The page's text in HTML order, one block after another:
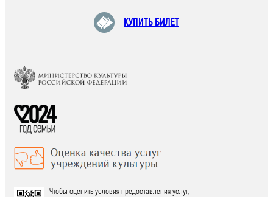
КУПИТЬ БИЛЕТ
Чтобы оценить условия предоставления услуг,